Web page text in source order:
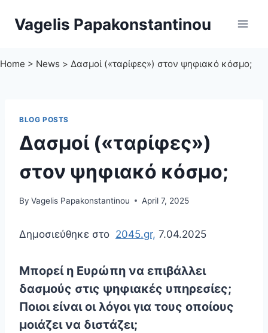
Vagelis Papakonstantinou
Home > News > Δασμοί («ταρίφες») στον ψηφιακό κόσμο;
BLOG POSTS
Δασμοί («ταρίφες»)
στον ψηφιακό κόσμο;
By Vagelis Papakonstantinou April 7, 2025
Δημοσιεύθηκε στο 2045.gr, 7.04.2025
Μπορεί η Ευρώπη να επιβάλλει
δασμούς στις ψηφιακές υπηρεσίες;
Ποιοι είναι οι λόγοι για τους οποίους
μοιάζει να διστάζει;